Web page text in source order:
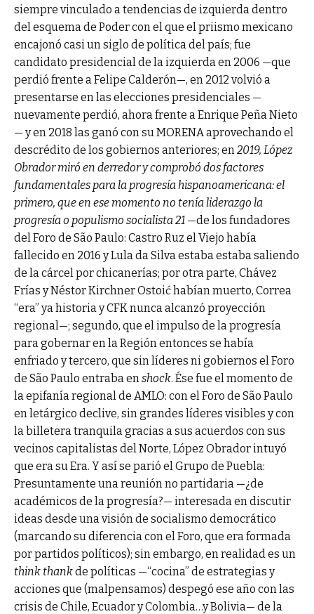
siempre vinculado a tendencias de izquierda dentro
del esquema de Poder con el que el priismo mexicano
encajonó casi un siglo de política del país; fue
candidato presidencial de la izquierda en 2006 —que
perdió frente a Felipe Calderón—, en 2012 volvió a
presentarse en las elecciones presidenciales —
nuevamente perdió, ahora frente a Enrique Peña Nieto
— y en 2018 las ganó con su MORENA aprovechando el
descrédito de los gobiernos anteriores; en2019, López
Obrador miró en derredor y comprobó dos factores
fundamentales para la progresía hispanoamericana: el
primero, que en ese momento no tenía liderazgo la
progresía o populismo socialista 21 —de los fundadores
del Foro de São Paulo: Castro Ruz el Viejo había
fallecido en 2016 y Lula da Silva estaba estaba saliendo
de la cárcel por chicanerías; por otra parte, Chávez
Frías y Néstor Kirchner Ostoić habían muerto, Correa
“era” ya historia y CFK nunca alcanzó proyección
regional—; segundo, que el impulso de la progresía
para gobernar en la Región entonces se había
enfriado y tercero, que sin líderes ni gobiernos el Foro
de São Paulo entraba enshock. Ése fue el momento de
la epifanía regional de AMLO: con el Foro de São Paulo
en letárgico declive, sin grandes líderes visibles y con
la billetera tranquila gracias a sus acuerdos con sus
vecinos capitalistas del Norte, López Obrador intuyó
que era su Era. Y así se parió el Grupo de Puebla:
Presuntamente una reunión no partidaria —¿de
académicos de la progresía?— interesada en discutir
ideas desde una visión de socialismo democrático
(marcando su diferencia con el Foro, que era formada
por partidos políticos); sin embargo, en realidad es un
think thankde políticas —“cocina” de estrategias y
acciones que (malpensamos) despegó ese año con las
crisis de Chile, Ecuador y Colombia…y Bolivia— de la